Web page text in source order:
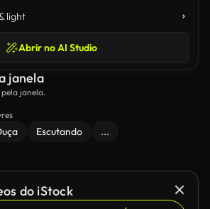
light
Abrir no AI Studio
janela
janela.
Escutando ...
do iStock